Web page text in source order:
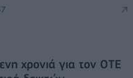
χρονιά για τον ΟΤΕ